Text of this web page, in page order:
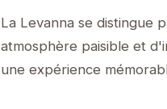
La Levanna se distingue
atmosphère paisible et
une expérience